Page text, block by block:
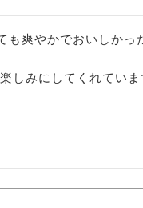
も爽やかでおいしかっ
しみにしてくれていま